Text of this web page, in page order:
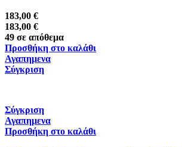
183,00 €
183,00 €
49 σε απόθεμα
Προσθήκη στο καλάθι
Αγαπημενα
Σύγκριση
Σύγκριση
Αγαπημενα
Προσθήκη στο καλάθι